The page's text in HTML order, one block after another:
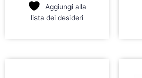
Aggiungi alla
lista dei desideri